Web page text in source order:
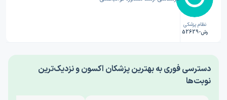
نظام پزشکی
رش-52629
‎دسترسی فوری به بهترین پزشکان اکسون و نزدیک‌ترین
نوبت‌ها